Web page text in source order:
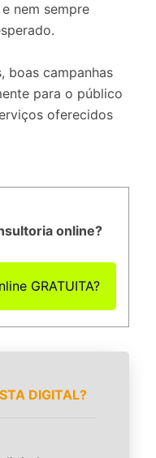
nem sempre
boas campanhas
para o público
oferecidos
online?
GRATUITA?
DIGITAL?